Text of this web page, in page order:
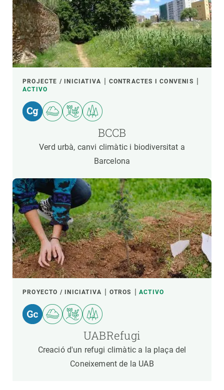
PROJECTE / INICIATIVA
CONTRACTES I CONVENIS
ACTIVO
BCCB
Verd urbà, canvi climàtic i biodiversitat a
Barcelona
PROYECTO / INICIATIVA OTROS ACTIVO
UABRefugi
Creació d'un refugi climàtic a la plaça del
Coneixement de la UAB